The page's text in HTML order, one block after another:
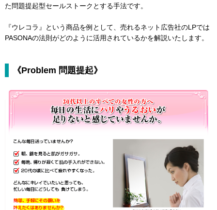
た問題提起型セールストークとする手法です。
『ウレコラ』という商品を例として、売れるネット広告社のLPでは
PASONAの法則がどのように活用されているかを解説いたします。
《Problem 問題提起》